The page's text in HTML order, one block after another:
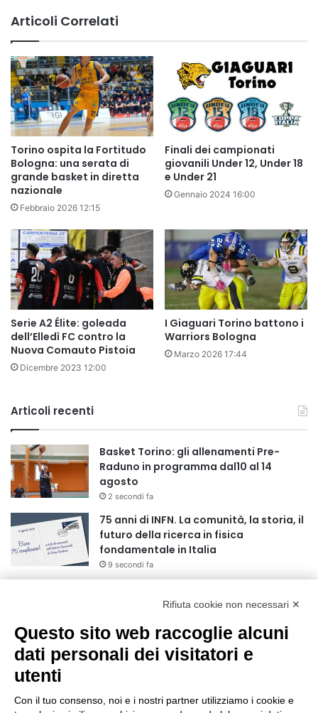
Articoli Correlati
Torino ospita la Fortitudo
Bologna: una serata di
grande basket in diretta
nazionale
Febbraio 2026 12:15
Finali dei campionati
giovanili Under 12, Under 18
e Under 21
Gennaio 2024 16:00
Serie A2 Élite: goleada
dell’Elledì FC contro la
Nuova Comauto Pistoia
Dicembre 2023 12:00
I Giaguari Torino battono i
Warriors Bologna
Marzo 2026 17:44
Articoli recenti
Basket Torino: gli allenamenti Pre-
Raduno in programma dal10 al 14
agosto
2 secondi fa
75 anni di INFN. La comunità, la storia, il
futuro della ricerca in fisica
fondamentale in Italia
9 secondi fa
nel pieno della stagione turistica
Grande partecipazione alla Festa della
15 ore fa
Rifiuta cookie non necessari ✕
Questo sito web raccoglie alcuni
dati personali dei visitatori e
utenti
Con il tuo consenso, noi e i nostri partner utilizziamo i cookie e